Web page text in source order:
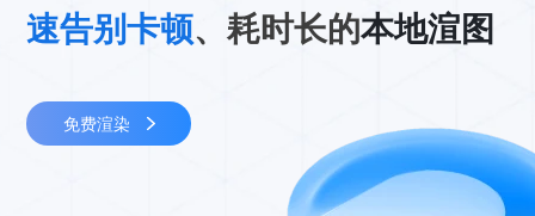
速告别卡顿、耗时长的本地渲图
免费渲染